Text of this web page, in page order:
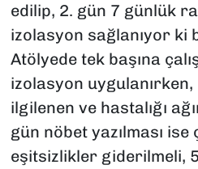
edilip, 2. gün 7 günlük
izolasyon sağlanıyor ki
Atölyede tek başına
izolasyon
ilgilenen ve hastalığı
gün nöbet yazılması
eşitsizlikler giderilmeli,